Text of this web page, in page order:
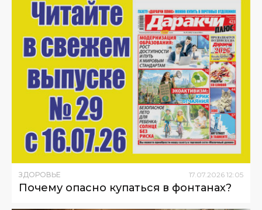
ЗДОРОВЬЕ 17 07 2026 12:05
Почему опасно купаться в фонтанах?